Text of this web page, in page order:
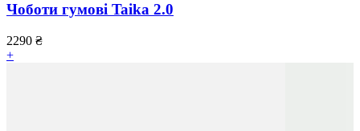
Чоботи гумові Taika 2.0
2290 ₴
+